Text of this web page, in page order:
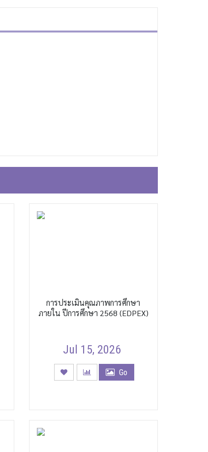
การประเมินคุณภาพการศึกษา
ภายใน ปีการศึกษา 2568 (EDPEX)
Jul 15, 2026
Go